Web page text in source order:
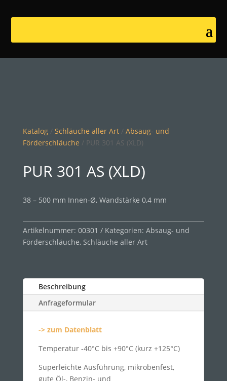
Katalog/ Schläuche aller Art/ Absaug- und
Förderschläuche / PUR 301 AS (XLD)
PUR 301 AS (XLD)
38 – 500 mm Innen-Ø, Wandstärke 0,4 mm
Artikelnummer: 00301 Kategorien: Absaug- und
Förderschläuche, Schläuche aller Art
Beschreibung
Anfrageformular
-> zum Datenblatt
Temperatur -40°C bis +90°C (kurz +125°C)
Superleichte Ausführung, mikrobenfest,
gute Öl-, Benzin- und